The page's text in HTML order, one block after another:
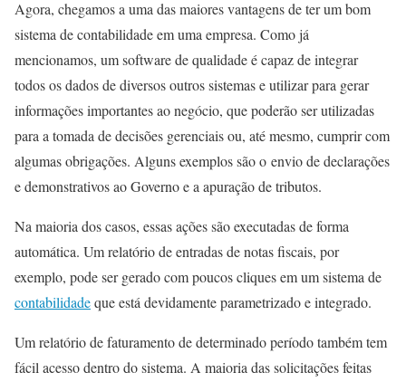
Agora, chegamos a uma das maiores vantagens de ter um bom
sistema de contabilidade em uma empresa. Como já
mencionamos, um software de qualidade é capaz de integrar
todos os dados de diversos outros sistemas e utilizar para gerar
informações importantes ao negócio, que poderão ser utilizadas
para a tomada de decisões gerenciais ou, até mesmo, cumprir com
algumas obrigações. Alguns exemplos são o envio de declarações
e demonstrativos ao Governo e a apuração de tributos.
Na maioria dos casos, essas ações são executadas de forma
automática. Um relatório de entradas de notas fiscais, por
exemplo, pode ser gerado com poucos cliques em um sistema de
contabilidadeque está devidamente parametrizado e integrado.
Um relatório de faturamento de determinado período também tem
fácil acesso dentro do sistema. A maioria das solicitações feitas